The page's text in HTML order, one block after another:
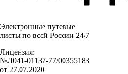
Электронные путевые
листы по всей России 24/7
Лицензия:
№Л041-01137-77/00355183
от 27.07.2020